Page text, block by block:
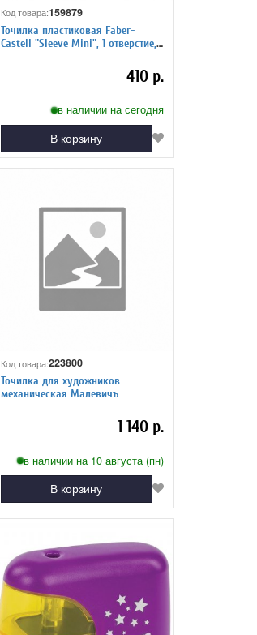
Код товара:159879
Точилка пластиковая Faber-
Castell "Sleeve Mini", 1 отверстие,
410 р.
в наличии на сегодня
В корзину
Код товара:223800
Точилка для художников
механическая Малевичъ
1 140 р.
в наличии на 10 августа (пн)
В корзину